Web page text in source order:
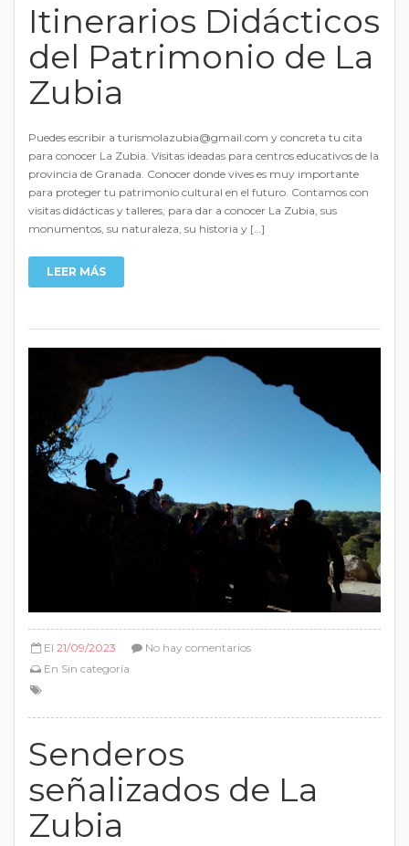
Itinerarios Didácticos
del Patrimonio de La
Zubia
Puedes escribir a turismolazubia@gmail.com y concreta tu cita
para conocer La Zubia. Visitas ideadas para centros educativos de la
provincia de Granada. Conocer donde vives es muy importante
para proteger tu patrimonio cultural en el futuro. Contamos con
visitas didácticas y talleres, para dar a conocer La Zubia, sus
monumentos, su naturaleza, su historia y […]
LEER MÁS
El 21/09/2023
En Sin categoría
No hay comentarios
Senderos
señalizados de La
Zubia